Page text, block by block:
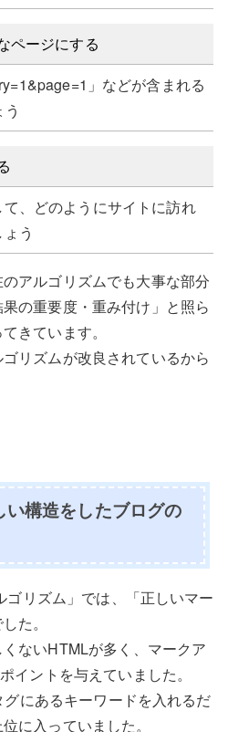
ページにする
」などが含まれる
、どのようにサイトに訪れ
う
アルゴリズムでも大事な部分
の重要度・重み付け」と照ら
きています。
リズムが改良されているから
構造をしたブログの
ゴリズム」では、「正しいマー
た。
ないHTMLが多く、マークア
イントを与えていました。
にあるキーワードを入れるだ
に入っていました。